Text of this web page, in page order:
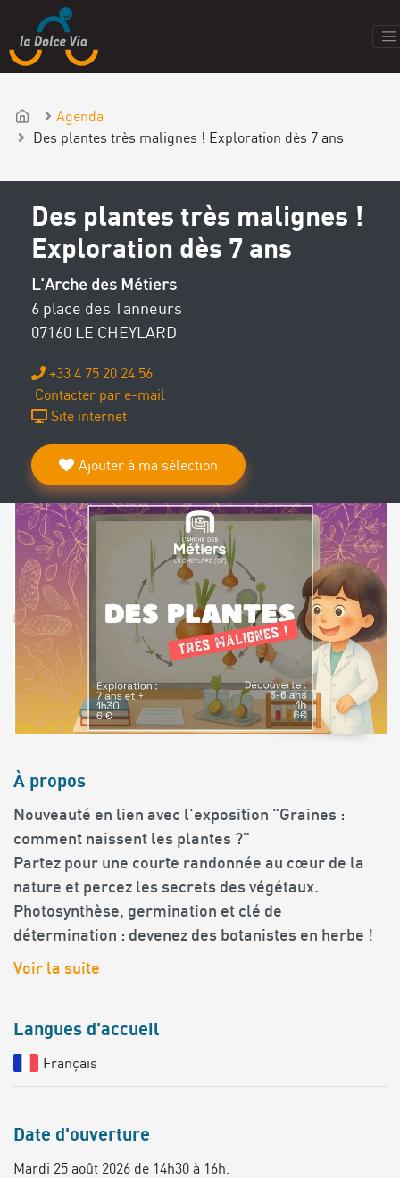
Agenda
Des plantes très malignes ! Exploration dès 7 ans
Des plantes très malignes !
Exploration dès 7 ans
L'Arche des Métiers
6 place des Tanneurs
07160 LE CHEYLARD
+33 4 75 20 24 56
Contacter par e-mail
Site internet
Ajouter à ma sélection
À propos
Nouveauté en lien avec l'exposition "Graines :
comment naissent les plantes ?"
Partez pour une courte randonnée au cœur de la
nature et percez les secrets des végétaux.
Photosynthèse, germination et clé de
détermination : devenez des botanistes en herbe !
Voir la suite
Langues d'accueil
Français
Date d'ouverture
Mardi 25 août 2026 de 14h30 à 16h.